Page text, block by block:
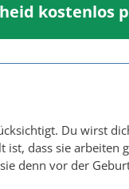
kostenlos
Du wirst
ist, dass sie
denn vor der